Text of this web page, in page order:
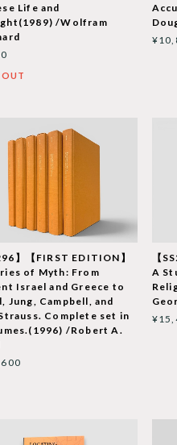
Life and
/Wolfram
OUT
】【FIRST EDITION】
of Myth: From
Israel and Greece to
Jung, Campbell, and
Complete set in
/Robert A.
【
A